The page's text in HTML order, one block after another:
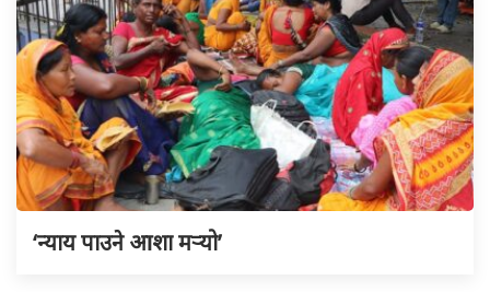
‘न्याय पाउने आशा मर्‍यो’